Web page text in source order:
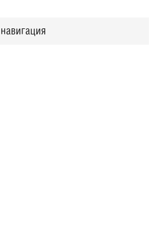
навигация